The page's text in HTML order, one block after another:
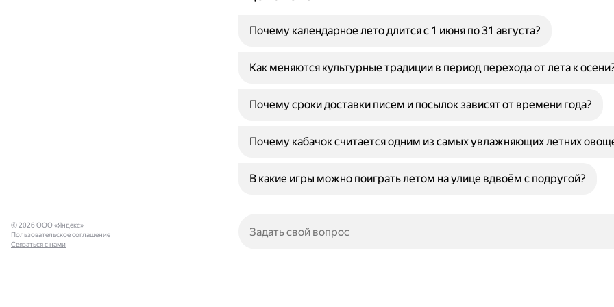
Почему календарное лето длится с 1 июня по 31 августа?
Как меняются культурные традиции в период перехода от лета к
Почему сроки доставки писем и посылок зависят от времени года?
Почему кабачок считается одним из самых увлажняющих летних
В какие игры можно поиграть летом на улице вдвоём с подругой?
© 2026 ООО «Яндекс»
Пользовательское соглашение
Связаться с нами